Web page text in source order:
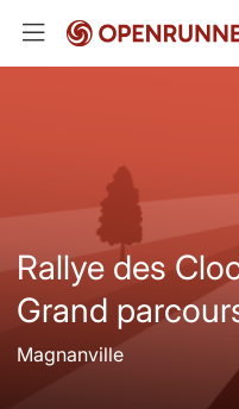
Rallye des
Grand
Magnanville